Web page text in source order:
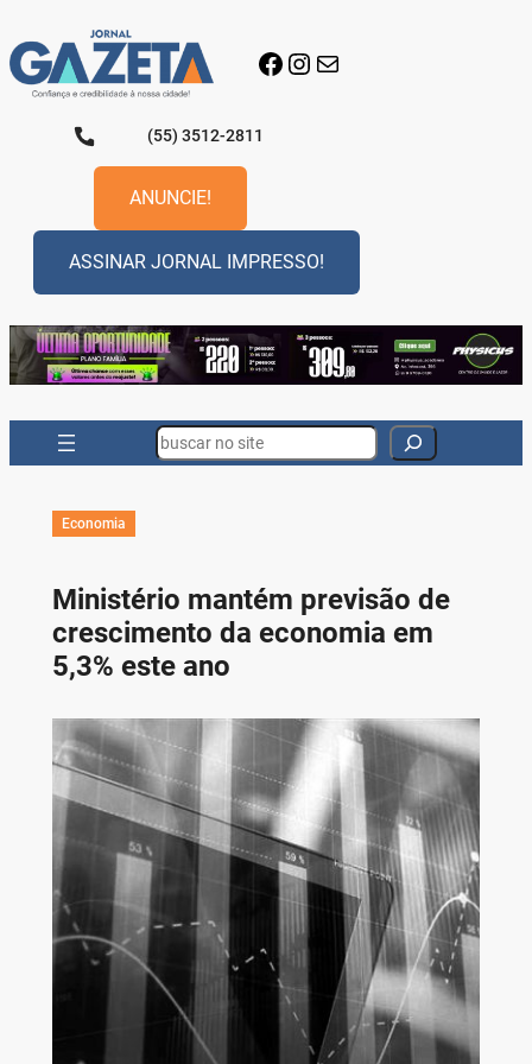
para
o
conteúdo
Facebook
Instagram
E-mail
(55) 3512-2811
ANUNCIE!
ASSINAR JORNAL IMPRESSO!
Search
Economia
Ministério mantém previsão de
crescimento da economia em
5,3% este ano